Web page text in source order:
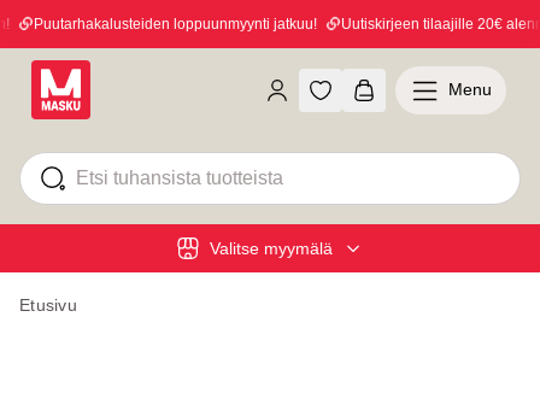
Puutarhakalusteiden loppuunmyynti jatkuu! Uutiskirjeen tilaajille 20€
Valitse myymälä
Menu
Etusivu